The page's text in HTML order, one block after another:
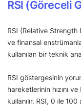
RSI (Göreceli
RSI (Relative
ve finansal
kullanılan bir teknik
RSI göstergesinin
hareketlerinin hızını
kullanılır. RSI, 0 ile